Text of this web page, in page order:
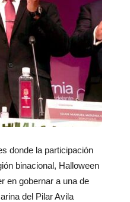
donde la participación
binacional, Halloween
en gobernar a una de
del Pilar Avila